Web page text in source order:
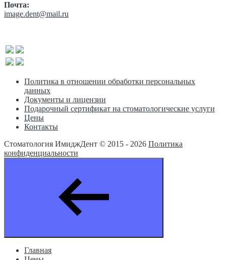
Почта:
image.dent@mail.ru
Политика в отношении обработки персональных
данных
Документы и лицензии
Подарочный сертификат на стоматологические услуги
Цены
Контакты
Стоматология ИмиджДент © 2015 - 2026 Политика
конфиденциальности
Главная